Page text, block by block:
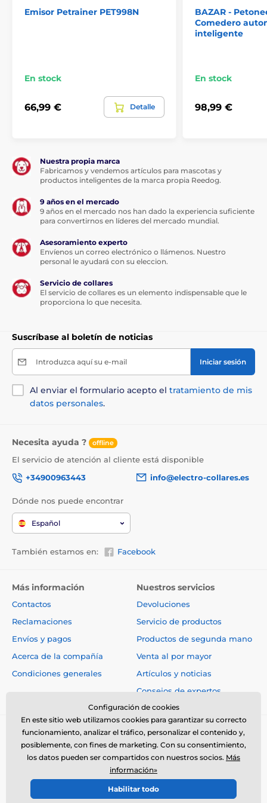
Las especificaciones técnicas pueden cambiar sin
Segunda mano
Collares de adiestramiento de segunda mano
Otros
Emisor Petrainer PET998N
En stock
66,99 € Detalle
BAZAR -
Comedero
inteligente
En stock
98,99 €
Nuestra propia marca
Fabricamos y vendemos artículos para mascotas y
productos inteligentes de la marca propia Reedog.
9 años en el mercado
9 años en el mercado nos han dado la experiencia suficiente
para convertirnos en líderes del mercado mundial.
Asesoramiento experto
Envíenos un correo electrónico o llámenos. Nuestro
personal le ayudará con su eleccion.
Servicio de collares
El servicio de collares es un elemento indispensable que le
proporciona lo que necesita.
Suscríbase al boletín de noticias
Introduzca aquí su e-mail Iniciar sesión
Al enviar el formulario acepto el tratamiento de mis
datos personales.
Necesita ayuda ? offline
El servicio de atención al cliente está disponible
+34900963443
info@electro-collares.es
Dónde nos puede encontrar
Español
También estamos en: Facebook
Más información
Contactos
Reclamaciones
Envíos y pagos
Acerca de la compañía
Condiciones generales
Nuestros servicios
Devoluciones
Servicio de productos
Productos de segunda mano
Venta al por mayor
Artículos y noticias
Consejos de expertos
© 2026 www.electro-collares.es ⦁ Tienda electrónica creada por
SIMPLIA.cz
Configuración de cookies
En este sitio web utilizamos cookies para garantizar su correcto
funcionamiento, analizar el tráfico, personalizar el contenido y,
posiblemente, con fines de marketing. Con su consentimiento,
los datos pueden ser compartidos con nuestros socios. Más
información»
Habilitar todo